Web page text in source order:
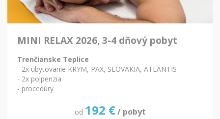
MINI RELAX 2026, 3-4 dňový pobyt
Trenčianske Teplice
- 2x ubytovanie KRYM, PAX, SLOVAKIA, ATLANTIS
- 2x polpenzia
- procedúry
od 192 € / pobyt